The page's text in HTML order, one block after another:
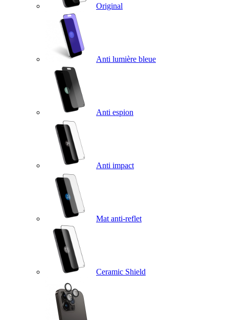
Original
Anti lumière bleue
Anti espion
Anti impact
Mat anti-reflet
Ceramic Shield